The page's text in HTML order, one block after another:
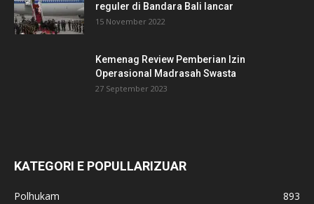
reguler di Bandara Bali lancar
15 November 2022
Kemenag Review Pemberian Izin
Operasional Madrasah Swasta
27 September 2023
KATEGORI E POPULLARIZUAR
Polhukam
893